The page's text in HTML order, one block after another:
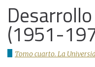
(1951-
Tomo cuarto. La